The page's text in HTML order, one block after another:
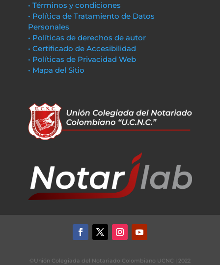
• Términos y condiciones
• Política de Tratamiento de Datos
Personales
• Políticas de derechos de autor
• Certificado de Accesibilidad
• Políticas de Privacidad Web
• Mapa del Sitio
©Unión Colegiada del Notariado Colombiano UCNC | 2022